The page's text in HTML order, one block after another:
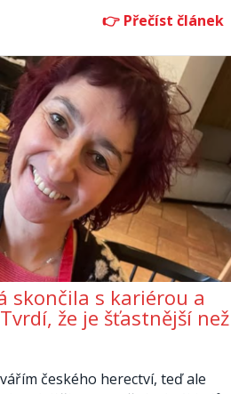
skončila s kariérou a
že je šťastnější než
českého herectví, teď ale